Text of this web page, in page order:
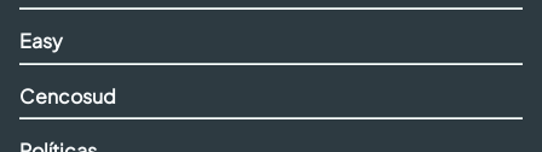
Easy
Cencosud